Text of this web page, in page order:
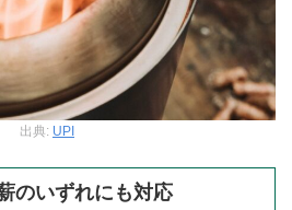
出典: UPI
のいずれにも対応